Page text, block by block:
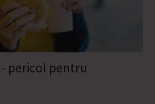
pericol pentru